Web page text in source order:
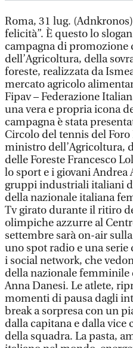
Roma, 31 lug.
felicità”. È questo lo
campagna di promozione
dell’Agricoltura, della
foreste, realizzata da
mercato agricolo
Fipav – Federazione
una vera e propria icona
campagna è stata
Circolo del tennis del
ministro dell’Agricoltura,
delle Foreste Francesco
lo sport e i giovani
gruppi industriali italiani
della nazionale italiana
Tv girato durante il ritiro
olimpiche azzurre al
settembre sarà on-air
uno spot radio e una serie
i social network, che
della nazionale femminile
Anna Danesi. Le atlete,
momenti di pausa dagli
break a sorpresa con un
dalla capitana e dalla vice
della squadra. La pasta,